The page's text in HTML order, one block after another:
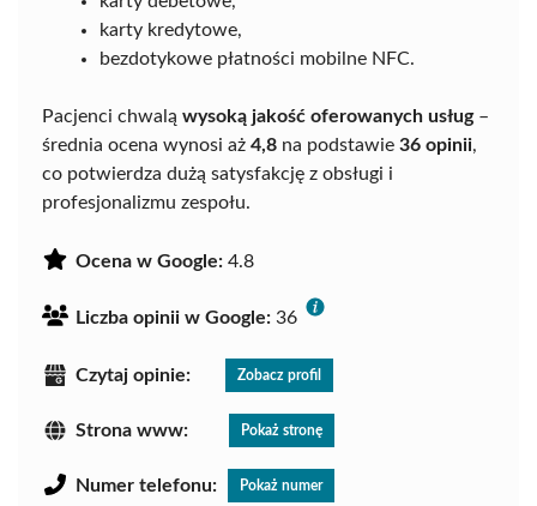
karty kredytowe,
bezdotykowe płatności mobilne NFC.
Pacjenci chwalą wysoką jakość oferowanych usług–
średnia ocena wynosi aż 4,8 na podstawie 36 opinii,
co potwierdza dużą satysfakcję z obsługi i
profesjonalizmu zespołu.
Ocena w Google: 4.8
Liczba opinii w Google: 36
Czytaj opinie: Zobacz profil
Strona www: Pokaż stronę
Numer telefonu: Pokaż numer